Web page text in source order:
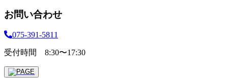
お問い合わせ
075-391-5811
受付時間 8:30〜17:30